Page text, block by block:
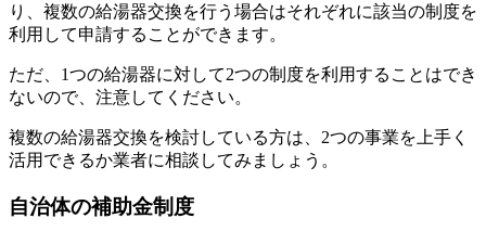
り、複数の給湯器交換を行う場合はそれぞれに該当の制度を
利用して申請することができます。
ただ、1つの給湯器に対して2つの制度を利用することはでき
ないので、注意してください。
複数の給湯器交換を検討している方は、2つの事業を上手く
活用できるか業者に相談してみましょう。
自治体の補助金制度